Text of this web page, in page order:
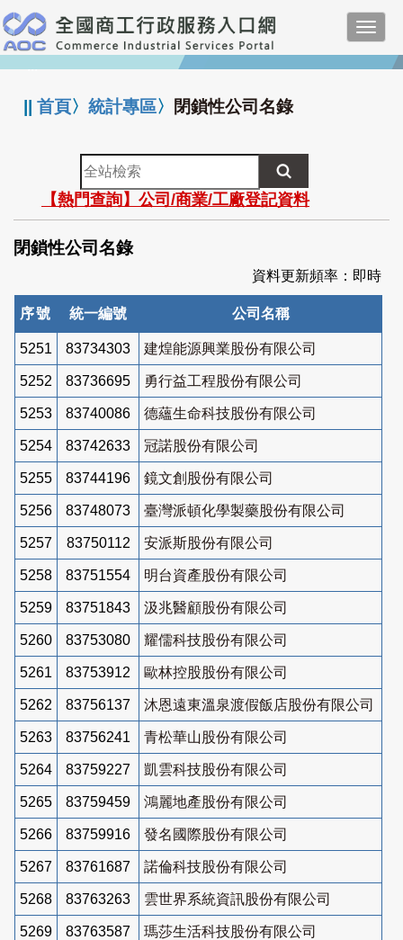
跳
到
主
要
:::
||首頁〉統計專區〉 閉鎖性公司名錄
全
站
檢
索
【熱門查詢】公司/商業/工廠登記資料
閉鎖性公司名錄
資料更新頻率：即時
序號 統一編號 公司名稱
5251 83734303 建煌能源興業股份有限公司
5252 83736695 勇行益工程股份有限公司
5253 83740086 德蘊生命科技股份有限公司
5254 83742633 冠諾股份有限公司
5255 83744196 鏡文創股份有限公司
5256 83748073 臺灣派頓化學製藥股份有限公司
5257 83750112 安派斯股份有限公司
5258 83751554 明台資產股份有限公司
5259 83751843 汲兆醫顧股份有限公司
5260 83753080 耀儒科技股份有限公司
5261 83753912 歐林控股股份有限公司
5262 83756137 沐恩遠東溫泉渡假飯店股份有限公司
5263 83756241 青松華山股份有限公司
5264 83759227 凱雲科技股份有限公司
5265 83759459 鴻麗地產股份有限公司
5266 83759916 發名國際股份有限公司
5267 83761687 諾倫科技股份有限公司
5268 83763263 雲世界系統資訊股份有限公司
5269 83763587 瑪莎生活科技股份有限公司